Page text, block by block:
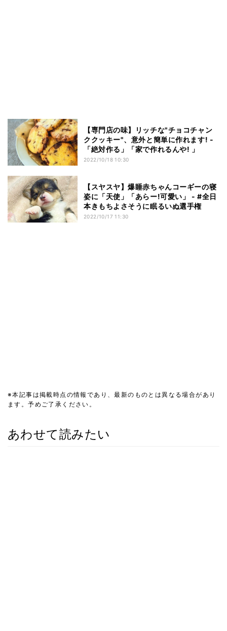
【専門店の味】リッチな"チョコチャン
ククッキー"、意外と簡単に作れます! -
「絶対作る」「家で作れるんや! 」
2022/10/18 10:30
【スヤスヤ】爆睡赤ちゃんコーギーの寝
姿に「天使」「あらー!可愛い」 - #全日
本きもちよさそうに眠るいぬ選手権
2022/10/17 11:30
※本記事は掲載時点の情報であり、最新のものとは異なる場合があり
ます。予めご了承ください。
あわせて読みたい